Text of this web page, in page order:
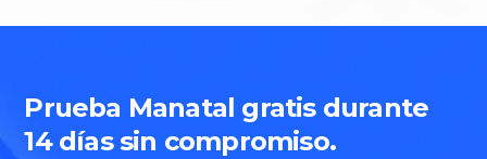
Prueba Manatal gratis durante
14 días sin compromiso.